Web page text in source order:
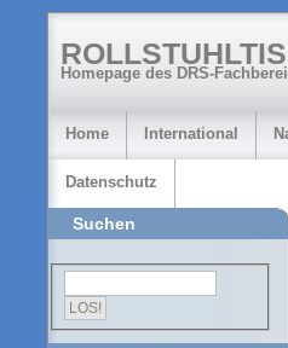
Homepage des DRS-
Home International
Datenschutz
Suchen